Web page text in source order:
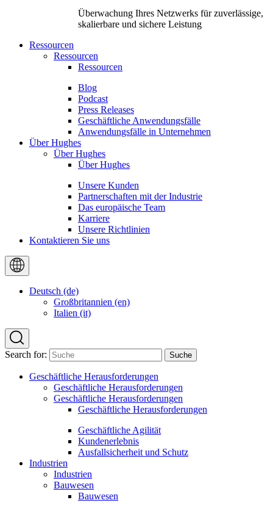
Überwachung Ihres Netzwerks für zuverlässige,
skalierbare und sichere Leistung
Ressourcen
Ressourcen
Ressourcen
Blog
Podcast
Press Releases
Geschäftliche Anwendungsfälle
Anwendungsfälle in Unternehmen
Über Hughes
Über Hughes
Über Hughes
Unsere Kunden
Partnerschaften mit der Industrie
Das europäische Team
Karriere
Unsere Richtlinien
Kontaktieren Sie uns
Deutsch (de)
Großbritannien (en)
Italien (it)
Search for:
Geschäftliche Herausforderungen
Geschäftliche Herausforderungen
Geschäftliche Herausforderungen
Geschäftliche Herausforderungen
Geschäftliche Agilität
Kundenerlebnis
Ausfallsicherheit und Schutz
Industrien
Industrien
Bauwesen
Bauwesen